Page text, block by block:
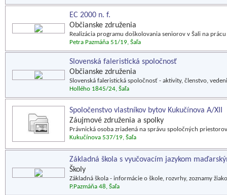
EC 2000 n. f.
Občianske združenia
Realizácia programu doškolovania seniorov v Šali na
Petra Pazmáňa 51/19, Šaľa
Slovenská faleristická spoločnosť
Občianske združenia
Slovenská faleristická spoločnosť - aktivity, členstvo,
Hollého 1845/24, Šaľa
Spoločenstvo vlastníkov bytov Kukučínova A/XII
Záujmové združenia a spolky
Právnická osoba zriadená na správu spoločných
Kukučínova 537/19, Šaľa
Základná škola s vyučovacím jazykom
Školy
Základná škola - informácie o škole, rozvrhy, zoznamy
P.Pazmáňa 48, Šaľa